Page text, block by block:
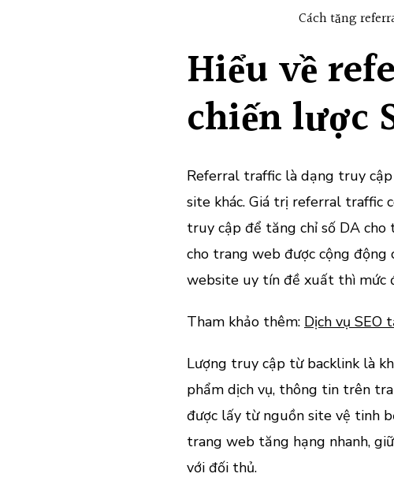
Cách tăng
Hiểu về
chiến lược
Referral traffic là dạng truy
site khác. Giá trị referral traffic
truy cập để tăng chỉ số DA cho
cho trang web được cộng động
website uy tín đề xuất thì mức
Tham khảo thêm: Dịch vụ SEO
Lượng truy cập từ backlink là
phẩm dịch vụ, thông tin trên
được lấy từ nguồn site vệ tinh
trang web tăng hạng nhanh,
với đối thủ.